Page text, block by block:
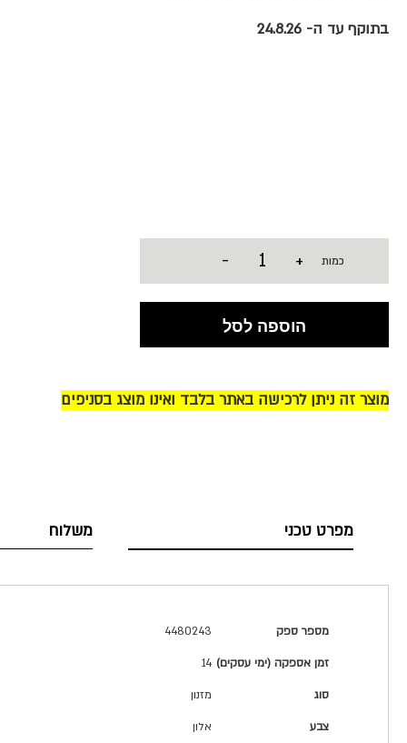
בתוקף עד ה- 24.8.26
כמות +
-
הוספה לסל
מוצר זה ניתן לרכישה באתר בלבד ואינו מוצג בסניפים
מפרט טכני
מספר ספק 4480243
זמן אספקה (ימי עסקים) 14
סוג מזנון
צבע אלון
משלוח